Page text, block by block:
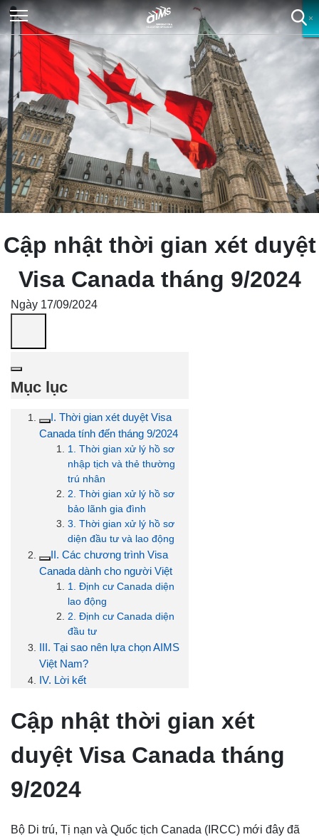
Cập nhật thời gian xét duyệt
Visa Canada tháng 9/2024
Ngày 17/09/2024
Mục lục
I. Thời gian xét duyệt Visa
Canada tính đến tháng 9/2024
1. Thời gian xử lý hồ sơ
nhập tịch và thẻ thường
trú nhân
2. Thời gian xử lý hồ sơ
bảo lãnh gia đình
3. Thời gian xử lý hồ sơ
diện đầu tư và lao động
II. Các chương trình Visa
Canada dành cho người Việt
1. Định cư Canada diện
lao động
2. Định cư Canada diện
đầu tư
III. Tại sao nên lựa chọn AIMS
Việt Nam?
IV. Lời kết
Cập nhật thời gian xét
duyệt Visa Canada tháng
9/2024
Bộ Di trú, Tị nạn và Quốc tịch Canada (IRCC) mới đây đã
×
×
×
×